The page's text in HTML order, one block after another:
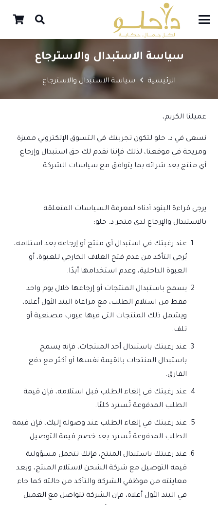
سياسة الاستبدال والاسترجاع
الرئيسية سياسة الاستبدال والاسترجاع
عميلنا الكريم،
نسعى في د. حلو لتكون تجربتك في التسوق الإلكتروني مميزة
ومريحة في موقعنا، لذلك فإننا نقدم لك حق استبدال وإرجاع
أي منتج بعد شرائه بما يتوافق مع سياسات الشركة.
يرجى قراءة البنود أدناه لمعرفة السياسات المتعلقة
بالاستبدال والإرجاع لدى متجر د. حلو:
عند رغبتك في استبدال أي منتج أو إرجاعه بعد استلامه،
يُرجى التأكد من عدم فتح الغلاف الخارجي للعبوة، أو
العبوة الداخلية، وعدم استخدامها أبدًا.
يسمح باستبدال المنتجات أو إرجاعها خلال يوم واحد
فقط من استلام الطلب، مع مراعاة البند الأول أعلاه،
ويشمل ذلك المنتجات التي فيها عيوب مصنعية أو
تلف.
عند رغبتك باستبدال أحد المنتجات، فإنه يسمح
باستبدال المنتجات بالقيمة نفسها أو أكثر مع دفع
الفارق.
عند رغبتك في إلغاء الطلب قبل استلامه، فإن قيمة
الطلب المدفوعة تُسترد كليًا.
عند رغبتك في إلغاء الطلب عند وصوله إليك، فإن قيمة
الطلب المدفوعة تُسترد بعد خصم قيمة التوصيل.
عند رغبتك باستبدال المنتج، فإنك تتحمل مسؤولية
قيمة التوصيل مع شركة الشحن لاستلام المنتج، وبعد
معاينته من موظفي الشركة والتأكد من حالته كما جاء
في البند الأول أعلاه، فإن الشركة تتواصل مع العميل